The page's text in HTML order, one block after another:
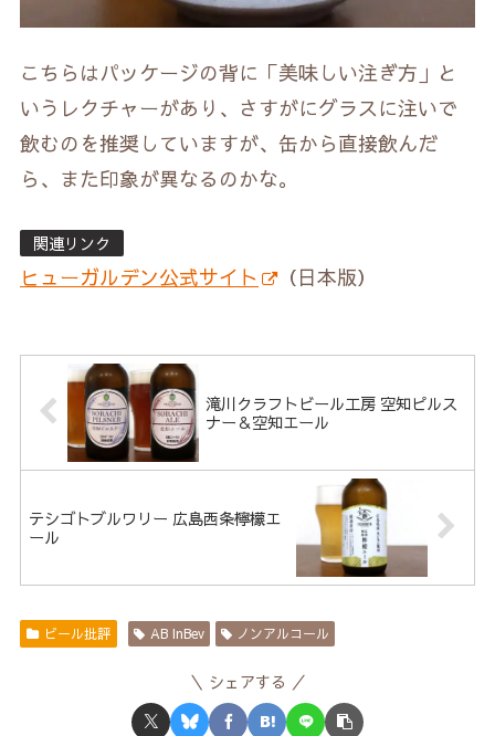
こちらはパッケージの背に「美味しい注ぎ方」と
いうレクチャーがあり、さすがにグラスに注いで
飲むのを推奨していますが、缶から直接飲んだ
ら、また印象が異なるのかな。
関連リンク
ヒューガルデン公式サイト （日本版）
滝川クラフトビール工房 空知ピルス
ナー＆空知エール
テシゴトブルワリー 広島西条檸檬エ
ール
ビール批評 AB InBev ノンアルコール
シェアする